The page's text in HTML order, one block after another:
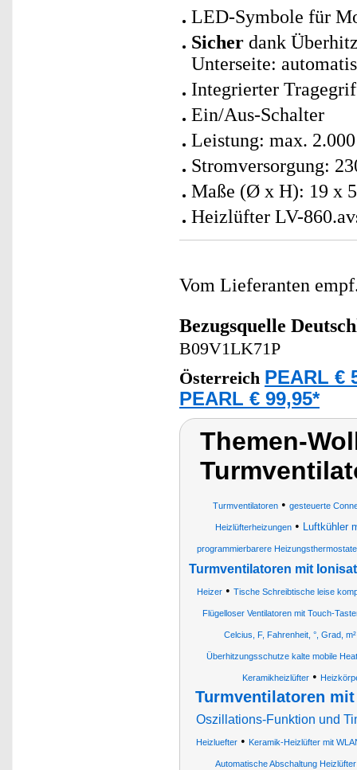
LED-Symbole für
Sicher dank
Unterseite:
Integrierter
Ein/Aus-Schalter
Leistung: max.
Stromversorgung:
Maße (Ø x H): 19 x
Heizlüfter LV-
Vom Lieferanten
Bezugsquelle
B09V1LK71P
Österreich PEARL €
PEARL € 99,95*
Themen-
Turmventilatoren• gesteuerte
Heizlüfterheizungen• Luftkühler
programmierbarere
Turmventilatoren mit
Heizer • Tische Schreibtische leise
Flügelloser Ventilatoren mit Touch-
Celcius, F, Fahrenheit, °, Grad,
Überhitzungsschutze kalte mobile
Keramikheizlüfter•
Turmventilatoren
Oszillations-Funktion und
Heizluefter • Keramik-Heizlüfter mit
Automatische Abschaltung Heizlüfter